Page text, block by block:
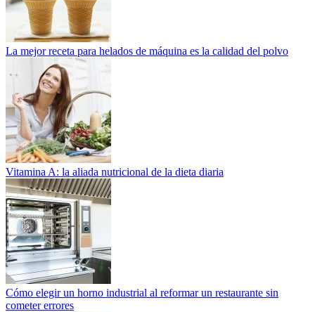
La mejor receta para helados de máquina es la calidad del polvo
Vitamina A: la aliada nutricional de la dieta diaria
Cómo elegir un horno industrial al reformar un restaurante sin
cometer errores